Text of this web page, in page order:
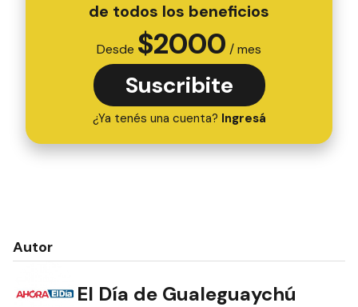
de todos los beneficios
Desde $2000 / mes
Suscribite
¿Ya tenés una cuenta? Ingresá
Autor
El Día de Gualeguaychú